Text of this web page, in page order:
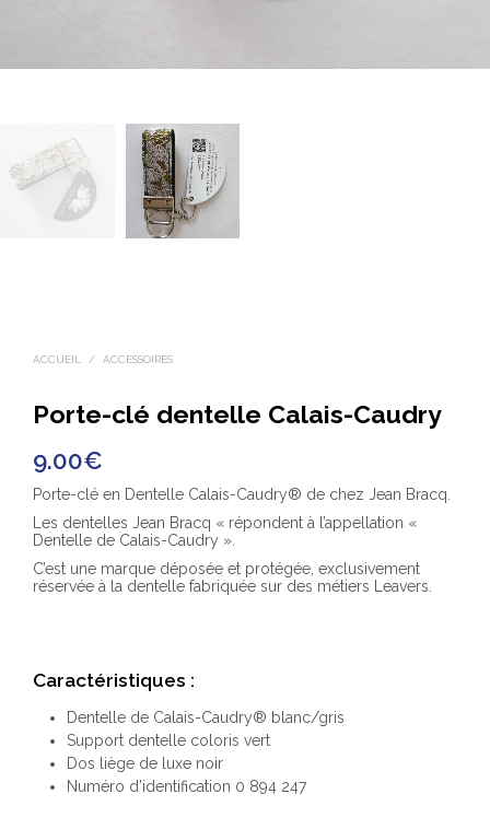
ACCUEIL / ACCESSOIRES
Porte-clé dentelle Calais-Caudry
9.00€
Porte-clé en Dentelle Calais-Caudry® de chez Jean Bracq.
Les dentelles Jean Bracq « répondent à l’appellation «
Dentelle de Calais-Caudry ».
C’est une marque déposée et protégée, exclusivement
réservée à la dentelle fabriquée sur des métiers Leavers.
Caractéristiques :
Dentelle de Calais-Caudry® blanc/gris
Support dentelle coloris vert
Dos liège de luxe noir
Numéro d’identification 0 894 247